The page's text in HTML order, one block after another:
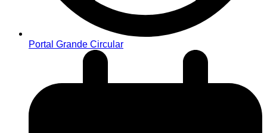
Portal Grande Circular